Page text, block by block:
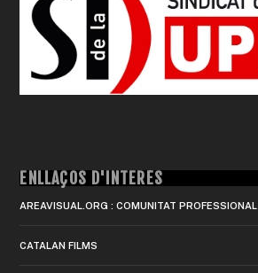
ENLLAÇOS D'INTERÈS
AREAVISUAL.ORG : COMUNITAT PROFESSIONAL
CATALAN FILMS